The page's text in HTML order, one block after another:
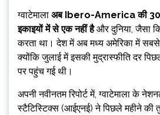
ग्वाटेमाला अब Ibero-America की 30
इकाइयों में से एक नहीं हैऔर दुनिया, जैसा
करता था। देश में अब मध्य अमेरिका में सबसे
क्योंकि जुलाई में इसकी मुद्रास्फीति दर
पर पहुंच गई थी।
अपनी नवीनतम रिपोर्ट में, ग्वाटेमाला के
स्टैटिस्टिक्स (आईएनई) ने पिछले महीने की